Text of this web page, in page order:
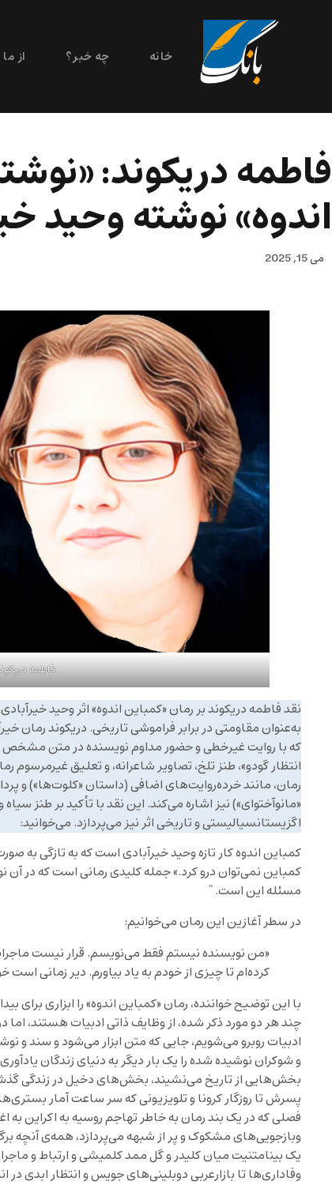
خانه چه خبر؟ از ما
فاطمه دریکوند:
اندوه» نوشته وحید
می 15, 2025
فاطمه
نقد فاطمه دریکوند بر رمان «کمباین اندوه» اثر وحید
به‌عنوان مقاومتی در برابر فراموشی تاریخی. دریکوند رمان
که با روایت غیرخطی و حضور مداوم نویسنده در متن مشخص
انتظار گودو»، طنز تلخ، تصاویر شاعرانه، و تعلیق
رمان، مانند خرده‌روایت‌های اضافی (داستان «کلوت‌ها») و
«مانوآختوای») نیز اشاره می‌کند. این نقد با تأکید بر طنز
اگزیستانسیالیستی و تاریخی اثر نیز می‌پردازد. می‌خوانید:
کمباین اندوه کار تازه وحید خیرآبادی است که به تازگی به
کمباین نمی‌توان درو کرد.» جمله کلیدی رمانی است که در آن
مسئله این است. “
در سطر آغازین این رمان می‌خوانیم:
«من نویسنده نیستم فقط می‌نویسم. قرار نیست
کرده‌ام تا چیزی از خودم به یاد بیاورم. دیر زمانی
با این توضیح خواننده، رمان «کمباین اندوه» را ابزاری
چند هر دو مورد ذکر شده، از وظایف ذاتی ادبیات هستند،
ادبیات روبرو می‌شویم، جایی که متن ابزار می‌شود و سند و
و شوکران نوشیده شده را یک بار دیگر به دنیای زندگان
بخش‌هایی از تاریخ می‌نشیند، بخش‌های دخیل در زندگی
فصلی که در یک بند رمان به خاطر تهاجم روسیه به اکراین به
وبازجویی‌های مشکوک و پر از شبهه می‌پردازد، همه‌ی آنچه
یک بینامتنیت میان کلیدر و گل ممد کلمیشی و ارتباط و
وفاداری‌ها تا بازارعربی دوبلینی‌های جویس و انتظار ابدی در